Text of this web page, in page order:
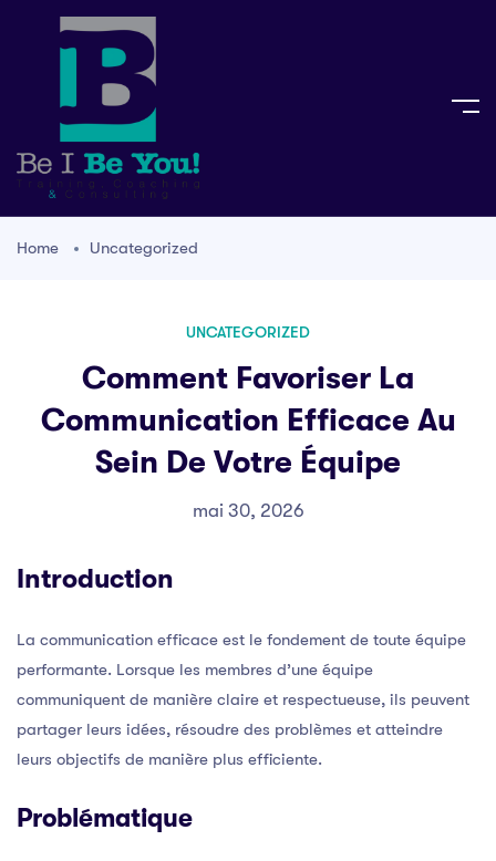
Home Uncategorized
UNCATEGORIZED
Comment Favoriser La
Communication Efficace Au
Sein De Votre Équipe
mai 30, 2026
Introduction
La communication efficace est le fondement de toute équipe
performante. Lorsque les membres d’une équipe
communiquent de manière claire et respectueuse, ils peuvent
partager leurs idées, résoudre des problèmes et atteindre
leurs objectifs de manière plus efficiente.
Problématique